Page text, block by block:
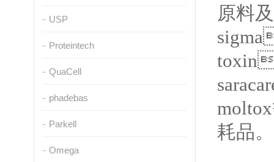
USP
Proteintech
QuaCell
phadebas
Parkell
Omega
原料
moltox
耗品。